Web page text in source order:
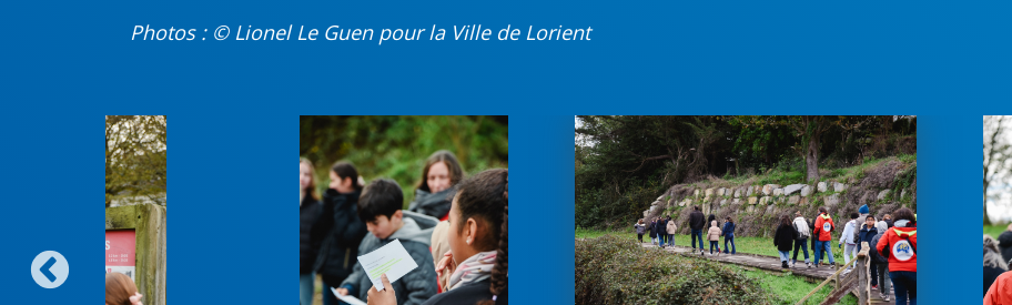
Photos : © Lionel Le Guen pour la Ville de Lorient